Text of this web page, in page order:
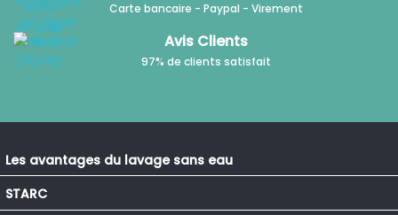
Carte bancaire - Paypal - Virement
Avis Clients
97% de clients satisfait
Les avantages du lavage sans eau
STARC